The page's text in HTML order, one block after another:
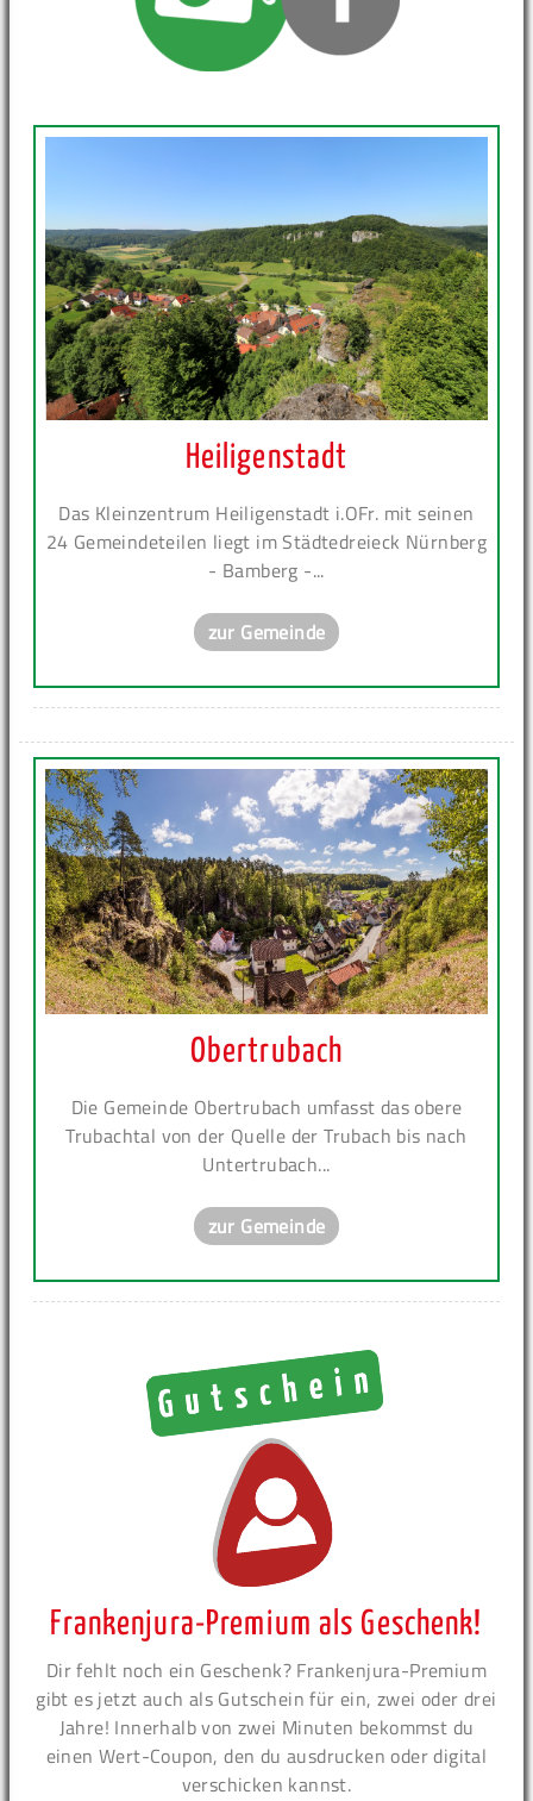
Heiligenstadt
Das Kleinzentrum Heiligenstadt i.OFr. mit seinen
24 Gemeindeteilen liegt im Städtedreieck Nürnberg
- Bamberg -...
zur Gemeinde
Obertrubach
Die Gemeinde Obertrubach umfasst das obere
Trubachtal von der Quelle der Trubach bis nach
Untertrubach...
zur Gemeinde
Frankenjura-Premium als Geschenk!
Dir fehlt noch ein Geschenk? Frankenjura-Premium
gibt es jetzt auch als Gutschein für ein, zwei oder drei
Jahre! Innerhalb von zwei Minuten bekommst du
einen Wert-Coupon, den du ausdrucken oder digital
verschicken kannst.